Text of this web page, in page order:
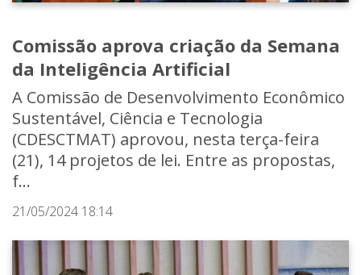
Comissão aprova criação da Semana
da Inteligência Artificial
A Comissão de Desenvolvimento Econômico
Sustentável, Ciência e Tecnologia
(CDESCTMAT) aprovou, nesta terça-feira
(21), 14 projetos de lei. Entre as propostas,
f...
21/05/2024 18:14